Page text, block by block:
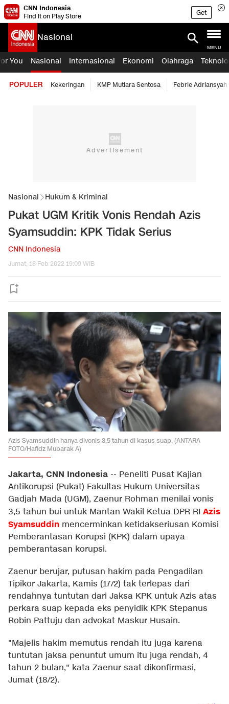
CNN Indonesia
Find it on Play Store
Get
Nasional
MENU
You Nasional Internasional Ekonomi Olahraga
POPULER Kekeringan KMP Mutiara Sentosa Febrie Adriansyah
Nasional Hukum & Kriminal
Pukat UGM Kritik Vonis Rendah Azis
Syamsuddin: KPK Tidak Serius
CNN Indonesia
Jumat, 18 Feb 2022 19:09 WIB
Azis Syamsuddin hanya divonis 3,5 tahun di kasus suap. (ANTARA
FOTO/Hafidz Mubarak A)
Jakarta, CNN Indonesia -- Peneliti Pusat Kajian
Antikorupsi (Pukat) Fakultas Hukum Universitas
Gadjah Mada (UGM), Zaenur Rohman menilai vonis
3,5 tahun bui untuk Mantan Wakil Ketua DPR RI Azis
Syamsuddin mencerminkan ketidakseriusan Komisi
Pemberantasan Korupsi (KPK) dalam upaya
pemberantasan korupsi.
Zaenur berujar, putusan hakim pada Pengadilan
Tipikor Jakarta, Kamis (17/2) tak terlepas dari
rendahnya tuntutan dari Jaksa KPK untuk Azis atas
perkara suap kepada eks penyidik KPK Stepanus
Robin Pattuju dan advokat Maskur Husain.
"Majelis hakim memutus rendah itu juga karena
tuntutan jaksa penuntut umum itu juga rendah, 4
tahun 2 bulan," kata Zaenur saat dikonfirmasi,
Jumat (18/2).